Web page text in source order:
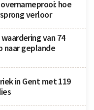
hoe
verloor
van 74
naar geplande
in Gent met 119